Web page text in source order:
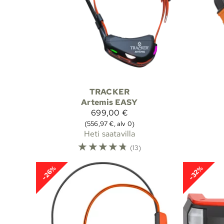
TRACKER
Artemis EASY
699,00 €
(556,97 €, alv 0)
Heti saatavilla
☆☆☆☆☆ (13)
-26% -32%